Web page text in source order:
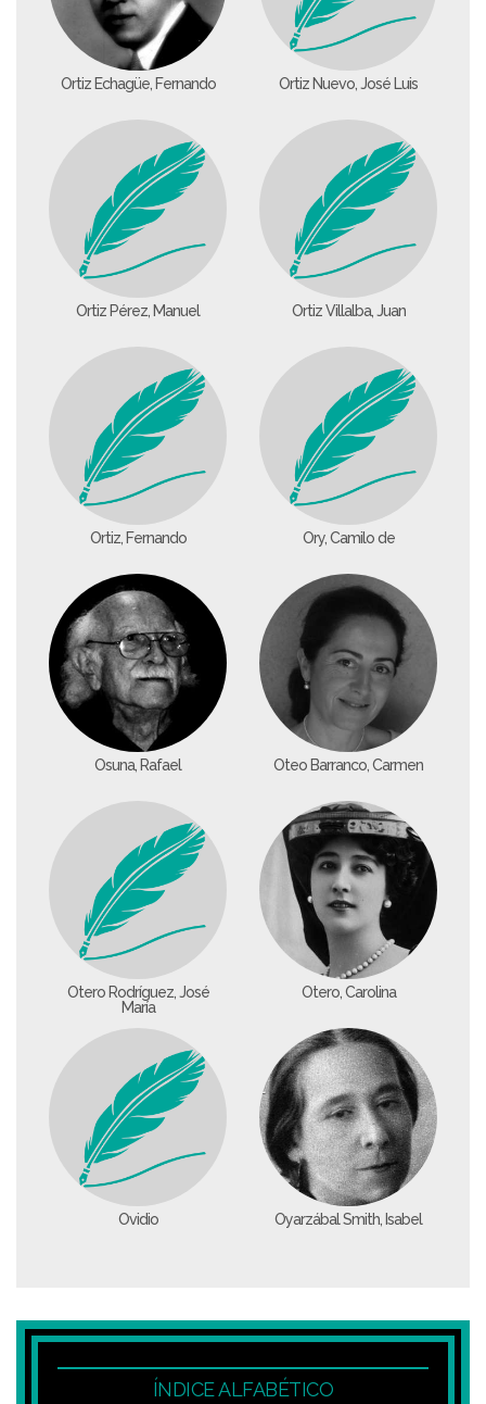
Ortiz Echagüe, Fernando Ortiz Nuevo, José Luis
Ortiz Pérez, Manuel Ortiz Villalba, Juan
Ortiz, Fernando Ory, Camilo de
Osuna, Rafael Oteo Barranco, Carmen
Otero Rodríguez, José
María
Otero, Carolina
Ovidio Oyarzábal Smith, Isabel
ÍNDICE ALFABÉTICO